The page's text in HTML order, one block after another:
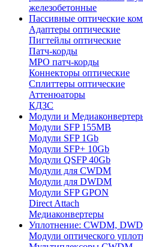
железобетонные
Пассивные оптические
Адаптеры оптические
Пигтейлы оптические
Патч-корды
MPO патч-корды
Коннекторы оптические
Сплиттеры оптические
Аттенюаторы
КДЗС
Модули и
Модули SFP 155MB
Модули SFP 1Gb
Модули SFP+ 10Gb
Модули QSFP 40Gb
Модули для CWDM
Модули для DWDM
Модули SFP GPON
Direct Attach
Медиаконвертеры
Уплотнение: CWDM,
Модули оптического